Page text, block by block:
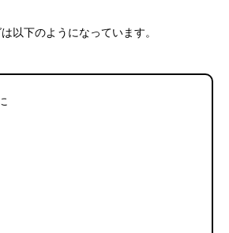
以下のようになっています。